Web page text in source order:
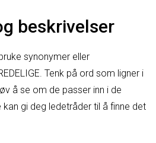
beskrivelser
synonymer eller
Tenk på ord som ligner i
å se om de passer inn i de
gi deg ledetråder til å finne det